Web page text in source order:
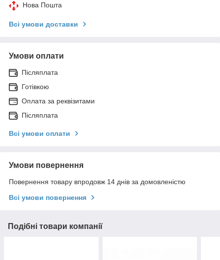
Нова Пошта
Всі умови доставки
Умови оплати
Післяплата
Готівкою
Оплата за реквізитами
Післяплата
Всі умови оплати
Умови повернення
Повернення товару впродовж 14 днів за домовленістю
Всі умови повернення
Подібні товари компанії